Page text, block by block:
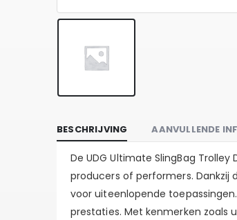
BESCHRIJVING AANVULLENDE
De UDG Ultimate SlingBag
producers of performers.
voor uiteenlopende
prestaties. Met kenmerken zoals